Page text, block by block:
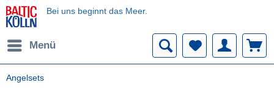
Bei uns beginnt das Meer.
Menü
Angelsets